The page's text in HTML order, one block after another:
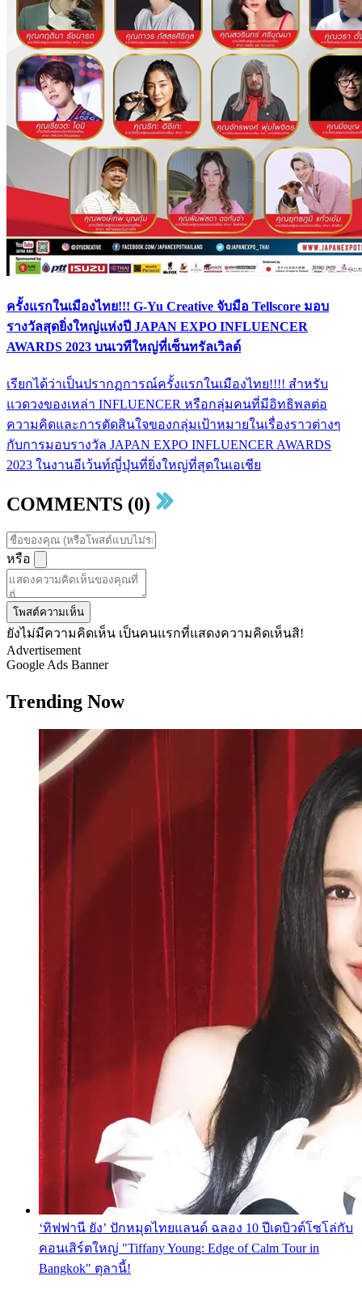
ครั้งแรกในเมืองไทย!!! G-Yu Creative จับมือ Tellscore มอบ
รางวัลสุดยิ่งใหญ่แห่งปี JAPAN EXPO INFLUENCER
AWARDS 2023 บนเวทีใหญ่ที่เซ็นทรัลเวิลด์
เรียกได้ว่าเป็นปรากฏการณ์ครั้งแรกในเมืองไทย!!!! สำหรับ
แวดวงของเหล่า INFLUENCER หรือกลุ่มคนที่มีอิทธิพลต่อ
ความคิดและการตัดสินใจของกลุ่มเป้าหมายในเรื่องราวต่างๆ
กับการมอบรางวัล JAPAN EXPO INFLUENCER AWARDS
2023 ในงานอีเว้นท์ญี่ปุ่นที่ยิ่งใหญ่ที่สุดในเอเชีย
COMMENTS (0)
หรือ
โพสต์ความเห็น
ยังไม่มีความคิดเห็น เป็นคนแรกที่แสดงความคิดเห็นสิ!
Advertisement
Google Ads Banner
Trending Now
‘ทิฟฟานี ยัง’ ปักหมุดไทยแลนด์ ฉลอง 10 ปีเดบิวต์โซโล่กับ
คอนเสิร์ตใหญ่ "Tiffany Young: Edge of Calm Tour in
Bangkok" ตุลานี้!